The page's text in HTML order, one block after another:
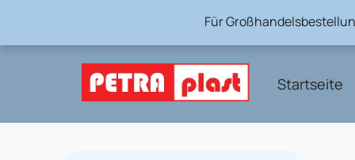
springen
Für
Startseite